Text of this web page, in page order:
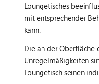
Loungetisches
mit entsprechender
kann.
Die an der Oberfläche
Unregelmäßigkeiten
Loungetisch seinen